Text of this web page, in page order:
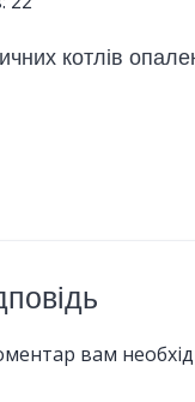
котлів
вам